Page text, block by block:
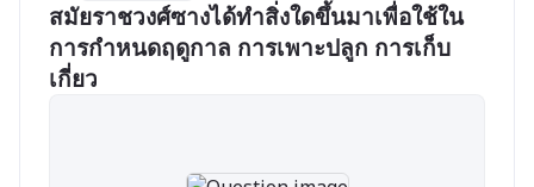
สมัยราชวงศ์ซางได้ทำสิ่งใดขึ้นมาเพื่อใช้ใน
การกำหนดฤดูกาล การเพาะปลูก การเก็บ
เกี่ยว